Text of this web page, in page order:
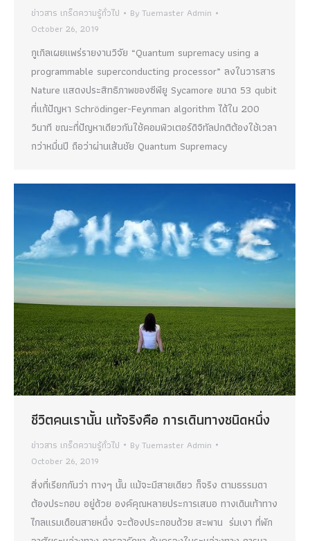
ข่าวสาร เกร็ดความรู้ทั่วไป ByTuemaster Admin
October 26, 2019
กูเกิลเผยแพร่รายงานวิจัย “Quantum supremacy using a
programmable superconducting processor” ลงในวารสาร
Nature แสดงประสิทธิภาพของซีพียู Sycamore ขนาด 53 qubit
ที่แก้ปัญหา Schrödinger-Feynman algorithm ได้ใน 200
วินาที ขณะที่ปัญหาเดียวกันใช้คอมพิวเตอร์ดิจิทัลปกติต้องใช้เวลา
กว่าหมื่นปี ถือว่าผ่านเส้นชัย Quantum Supremacy
ชีวิตคนเรานั้น แท้จริงคือ การเดินทางชนิดหนึ่ง
ข่าวสาร เกร็ดความรู้ทั่วไป ByTuemaster Admin
October 26, 2019
สิ่งที่เรียกกันว่า ทางๆ นั้น แม้จะมีสายเดียว ก็จริง ตามธรรมดา
ต้องประกอบ อยู่ด้วย องค์คุณหลายประการเสมอ ทางเดินเท้าทาง
ไกลแรมเดือนสายหนึ่ง จะต้องประกอบด้วย สะพาน ร่มเงา ที่พัก